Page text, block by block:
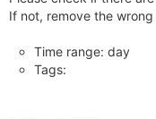
If not, remove the
Time range: day
Tags: